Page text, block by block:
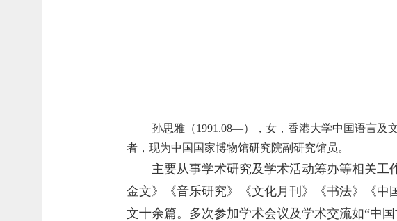
孙思雅（1991 .08—），女，香港大学中国语言及
者，现为中国国家博物馆研究院副研究馆员。
主要从事学术研究及学术活动筹办等相关
金文》《音乐研究》《文化月刊》《书法》《
文十余篇。多次参加学术会议及学术交流如“中